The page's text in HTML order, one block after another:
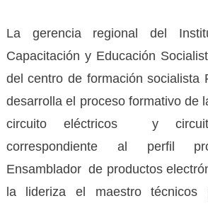
La gerencia regional del
Capacitación y Educación
del centro de formación socialista
desarrolla el proceso formativo de
circuito eléctricos y
correspondiente al perfil
Ensamblador de productos
la lideriza el maestro técnicos